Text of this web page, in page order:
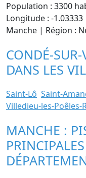
Population : 3300
Longitude : -
Manche | Région :
CONDÉ-
DANS LES
Saint-Lô Saint-
Villedieu-les-Poêles-
MANCHE :